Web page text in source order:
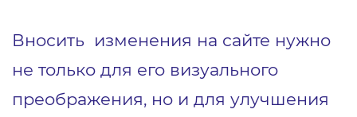
Вносить изменения на сайте нужно
не только для его визуального
преображения, но и для улучшения